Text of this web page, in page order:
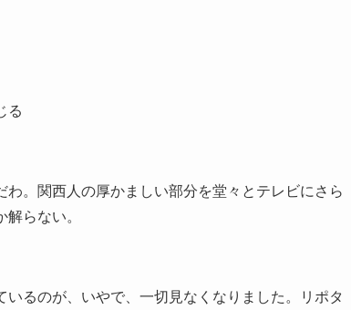
る
。関西人の厚かましい部分を堂々とテレビにさら
らない。
るのが、いやで、一切見なくなりました。リポタ